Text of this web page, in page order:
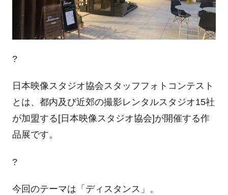
?
日本映像スタジオ協会スタッフフォトコンテスト
とは、都内及び近郊の撮影レンタルスタジオ15社
が加盟する[日本映像スタジオ協会]が開催する作
品展です。
?
今回のテーマは「ディスタンス」。